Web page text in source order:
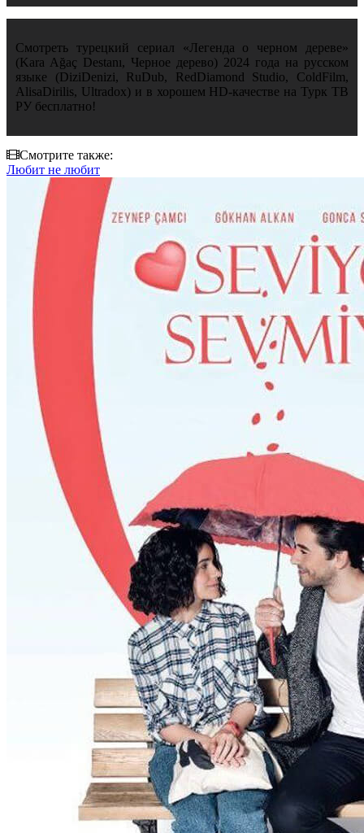
Смотреть турецкий сериал «Легенда о черном дереве»
(Kara Ağaç Destanı, Черное дерево) 2024 года на русском
языке (DiziDenizi, RuDub, RedDiamond Studio, ColdFilm,
AlisaDirilis, Ultradox) и в хорошем HD-качестве на Турк ТВ
РУ бесплатно!
Смотрите также:
Любит не любит